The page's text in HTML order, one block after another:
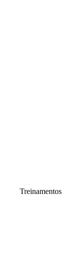
Treinamentos